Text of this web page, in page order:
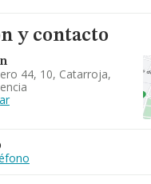
y contacto
44, 10, Catarroja,